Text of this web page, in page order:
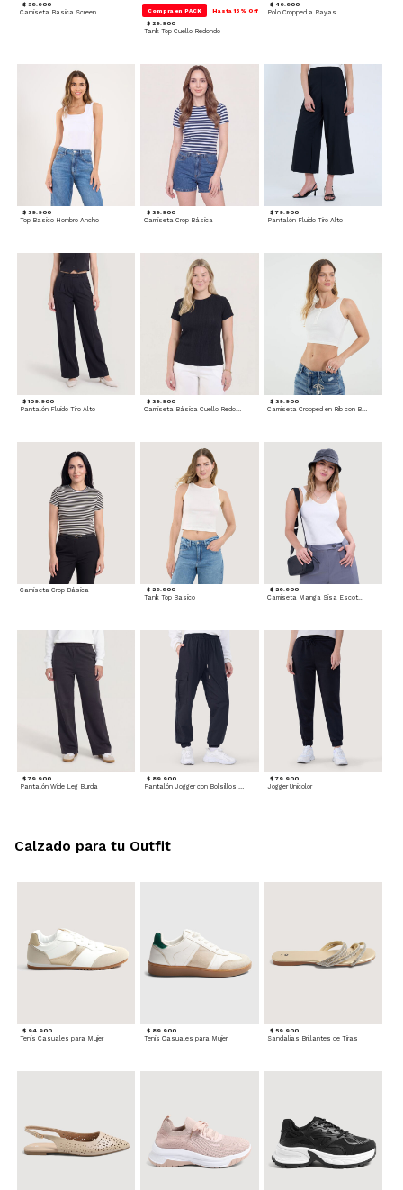
$ 39.900
Camiseta Basica Screen Compra en PACK Hasta 15% Off
$ 29.900
Tank Top Cuello Redondo
$ 49.900
Polo Cropped a Rayas
$ 39.900
Top Basico Hombro Ancho
$ 39.900
Camiseta Crop Básica
$ 79.900
Pantalón Fluido Tiro Alto
$ 109.900
Pantalón Fluido Tiro Alto
$ 39.900
Camiseta Básica Cuello Redondo
$ 39.900
Camiseta Crop Básica $ 29.900
Tank Top Basico
$ 29.900
Camiseta Manga Sisa Escotada
$ 79.900
Pantalón Wide Leg Burda
$ 89.900
Pantalón Jogger con Bolsillos Cargo
$ 79.900
Jogger Unicolor
$ 94.900
Tenis Casuales para Mujer
$ 89.900
Tenis Casuales para Mujer
$ 59.900
Sandalias Brillantes de Tiras
Calzado para tu Outfit